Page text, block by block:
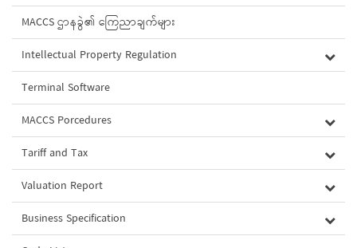
MACCS ဌာနခွဲ၏ ကြေညာချက်များ
Intellectual Property Regulation
Terminal Software
MACCS Porcedures
Tariff and Tax
Valuation Report
Business Specification